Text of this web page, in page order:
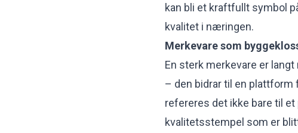
kan bli et kraftfullt symbol
kvalitet i næringen.
Merkevare som
En sterk merkevare er
– den bidrar til en plattform
refereres det ikke bare til
kvalitetsstempel som er